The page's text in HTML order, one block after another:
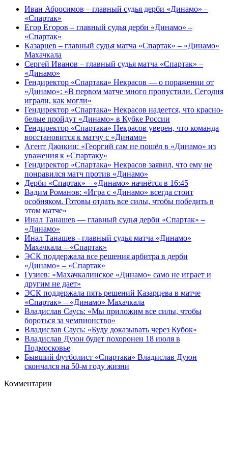
Иван Абросимов – главный судья дерби «Динамо» –
«Спартак»
Егор Егоров – главный судья дерби «Динамо» –
«Спартак»
Казарцев – главный судья матча «Спартак» – «Динамо»
Махачкала
Сергей Иванов – главный судья матча «Спартак» –
«Динамо»
Гендиректор «Спартака» Некрасов — о поражении от
«Динамо»: «В первом матче много пропустили. Сегодня
играли, как могли»
Гендиректор «Спартака» Некрасов надеется, что красно-
белые пройдут «Динамо» в Кубке России
Гендиректор «Спартака» Некрасов уверен, что команда
восстановится к матчу с «Динамо»
Агент Джикии: «Георгий сам не пошёл в «Динамо» из
уважения к «Спартаку»
Гендиректор «Спартака» Некрасов заявил, что ему не
понравился матч против «Динамо»
Дерби «Спартак» – «Динамо» начнётся в 16:45
Вадим Романов: «Игра с «Динамо» всегда стоит
особняком. Готовы отдать все силы, чтобы победить в
этом матче»
Инал Танашев — главный судья дерби «Спартак» –
«Динамо»
Инал Танашев - главный судья матча «Динамо»
Махачкала – «Спартак»
ЭСК поддержала все решения арбитра в дерби
«Динамо» – «Спартак»
Гузиев: «Махачкалинское «Динамо» само не играет и
другим не дает»
ЭСК поддержала пять решений Казарцева в матче
«Спартак» – «Динамо» Махачкала
Владислав Саусь: «Мы приложим все силы, чтобы
бороться за чемпионство»
Владислав Саусь: «Буду доказывать через Кубок»
Владислав Дуюн будет похоронен 18 июля в
Подмосковье
Бывший футболист «Спартака» Владислав Дуюн
скончался на 50‑м году жизни
Комментарии